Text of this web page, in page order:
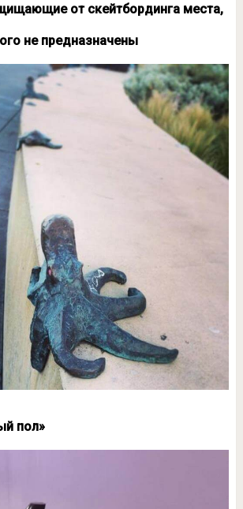
от скейтбординга места,
не предназначены
пол»